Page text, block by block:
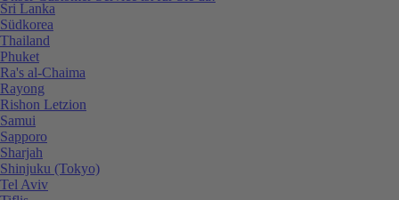
Sri Lanka
Südkorea
Thailand
Phuket
Ra's al-Chaima
Rayong
Rishon Letzion
Samui
Sapporo
Sharjah
Shinjuku (Tokyo)
Tel Aviv